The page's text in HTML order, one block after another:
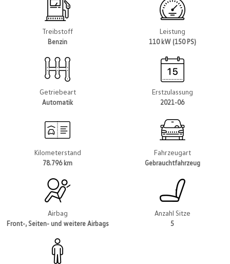
Treibstoff
Benzin
Leistung
110 kW (150 PS)
Getriebeart
Automatik
Erstzulassung
2021-06
Kilometerstand
78.796 km
Fahrzeugart
Gebrauchtfahrzeug
Airbag
Front-, Seiten- und weitere Airbags
Anzahl Sitze
5